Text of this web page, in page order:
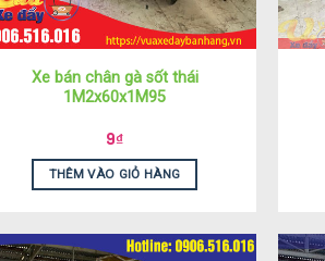
Xe bán chân gà sốt thái
1M2x60x1M95
9₫
THÊM VÀO GIỎ HÀNG